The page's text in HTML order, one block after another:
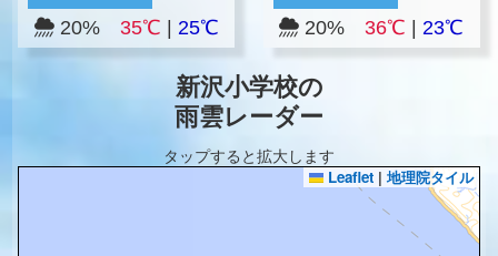
20% 35℃ 25℃ 20%36℃ |23℃
新沢小学校の
雨雲レーダー
タップすると拡大します
Leaflet | 地理院タイル